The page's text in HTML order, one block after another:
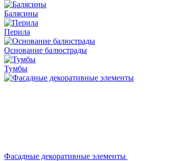
Балясины
Перила
Основание балюстрады
Тумбы
Фасадные декоративные элементы